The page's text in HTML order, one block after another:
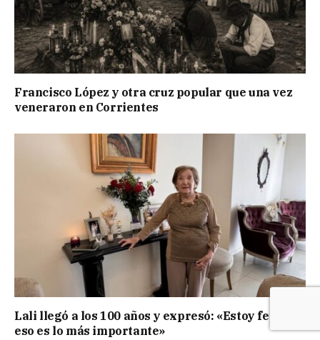
Francisco López y otra cruz popular que una vez
veneraron en Corrientes
Lali llegó a los 100 años y expresó: «Estoy feliz,
eso es lo más importante»